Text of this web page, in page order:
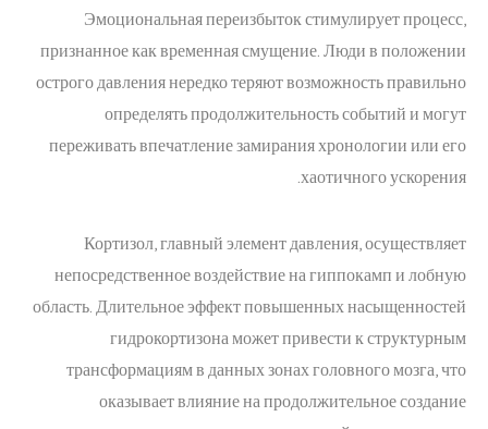
Эмоциональная переизбыток стимулирует процесс,
признанное как временная смущение. Люди в положении
острого давления нередко теряют возможность правильно
определять продолжительность событий и могут
переживать впечатление замирания хронологии или его
хаотичного ускорения.
Кортизол, главный элемент давления, осуществляет
непосредственное воздействие на гиппокамп и лобную
область. Длительное эффект повышенных насыщенностей
гидрокортизона может привести к структурным
трансформациям в данных зонах головного мозга, что
оказывает влияние на продолжительное создание